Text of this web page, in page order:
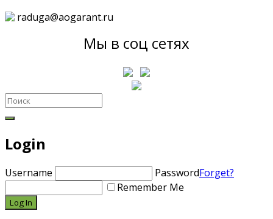
raduga@aogarant.ru
Мы в соц сетях
Login
Username PasswordForget?
Remember Me